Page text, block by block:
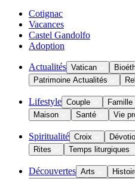
Cotignac
Vacances
Castel Gandolfo
Adoption
Actualités Vatican
Patrimoine Actualités
Lifestyle Couple Famille
Maison
Santé Vie
Spiritualité Croix
Rites
Temps liturgiques
Découvertes Arts